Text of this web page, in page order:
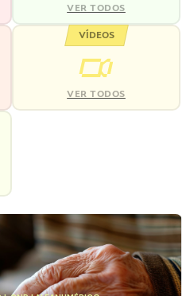
VER TODOS
VÍDEOS
VER TODOS